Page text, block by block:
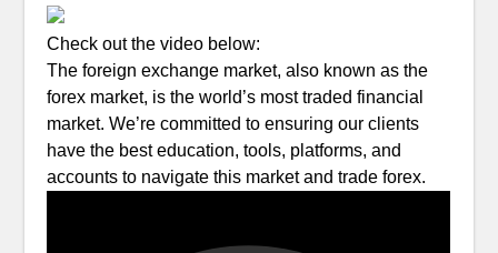
Check out the video below:
The foreign exchange market, also known as the
forex market, is the world’s most traded financial
market. We’re committed to ensuring our clients
have the best education, tools, platforms, and
accounts to navigate this market and trade forex.